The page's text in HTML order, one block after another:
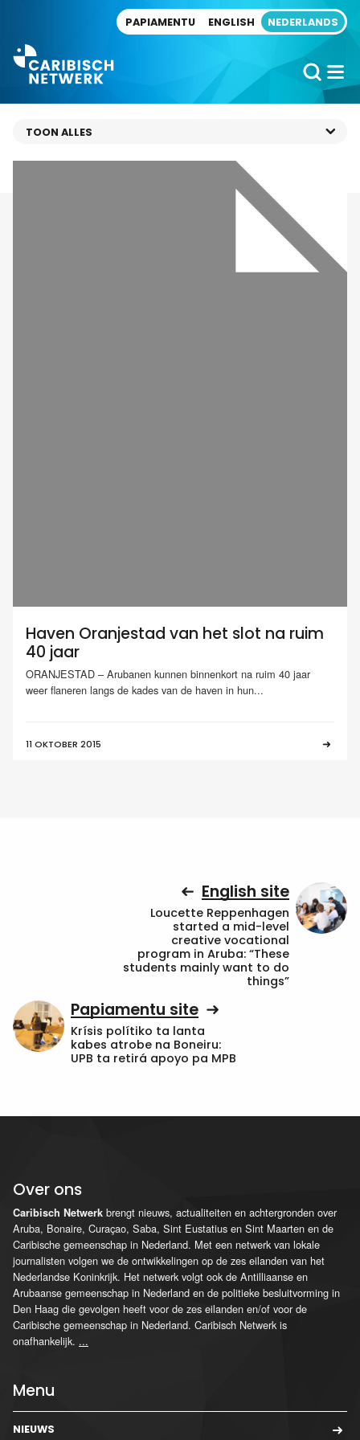
PAPIAMENTU ENGLISH NEDERLANDS
Haven Oranjestad van het slot na ruim
40 jaar
ORANJESTAD – Arubanen kunnen binnenkort na ruim 40 jaar
weer flaneren langs de kades van de haven in hun...
11 OKTOBER 2015
English site
Loucette Reppenhagen
started a mid-level
creative vocational
program in Aruba: “These
students mainly want to do
things”
Papiamentu site
Krísis polítiko ta lanta
kabes atrobe na Boneiru:
UPB ta retirá apoyo pa MPB
Over ons
Caribisch Netwerk brengt nieuws, actualiteiten en achtergronden over
Aruba, Bonaire, Curaçao, Saba, Sint Eustatius en Sint Maarten en de
Caribische gemeenschap in Nederland. Met een netwerk van lokale
journalisten volgen we de ontwikkelingen op de zes eilanden van het
Nederlandse Koninkrijk. Het netwerk volgt ook de Antilliaanse en
Arubaanse gemeenschap in Nederland en de politieke besluitvorming in
Den Haag die gevolgen heeft voor de zes eilanden en/of voor de
Caribische gemeenschap in Nederland. Caribisch Netwerk is
onafhankelijk. ...
Menu
NIEUWS